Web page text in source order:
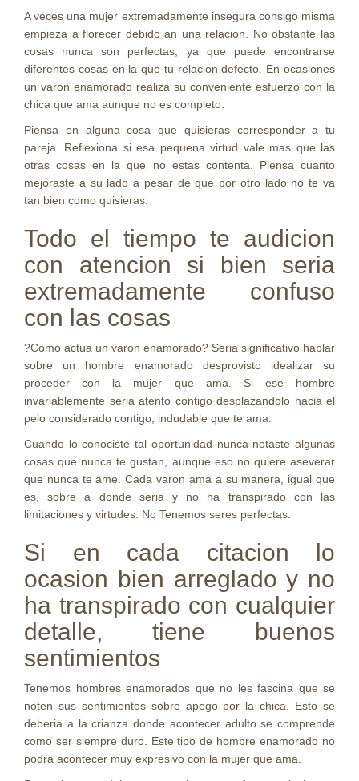
A veces una mujer extremadamente insegura consigo misma
empieza a florecer debido an una relacion. No obstante las
cosas nunca son perfectas, ya que puede encontrarse
diferentes cosas en la que tu relacion defecto. En ocasiones
un varon enamorado realiza su conveniente esfuerzo con la
chica que ama aunque no es completo.
Piensa en alguna cosa que quisieras corresponder a tu
pareja. Reflexiona si esa pequena virtud vale mas que las
otras cosas en la que no estas contenta. Piensa cuanto
mejoraste a su lado a pesar de que por otro lado no te va
tan bien como quisieras.
Todo el tiempo te audicion
con atencion si bien seri­a
extremadamente confuso
con las cosas
?Como actua un varon enamorado? Seri­a significativo hablar
sobre un hombre enamorado desprovisto idealizar su
proceder con la mujer que ama. Si ese hombre
invariablemente seri­a atento contigo desplazandolo hacia el
pelo considerado contigo, indudable que te ama.
Cuando lo conociste tal oportunidad nunca notaste algunas
cosas que nunca te gustan, aunque eso no quiere aseverar
que nunca te ame. Cada varon ama a su manera, igual que
es, sobre a donde seri­a y no ha transpirado con las
limitaciones y virtudes. No Tenemos seres perfectas.
Si en cada citacion lo
ocasion bien arreglado y no
ha transpirado con cualquier
detalle, tiene buenos
sentimientos
Tenemos hombres enamorados que no les fascina que se
noten sus sentimientos sobre apego por la chica. Esto se
deberia a la crianza donde acontecer adulto se comprende
como ser siempre duro. Este tipo de hombre enamorado no
podra acontecer muy expresivo con la mujer que ama.